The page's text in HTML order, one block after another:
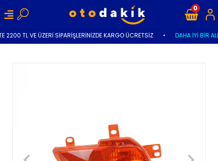
2200 TL VE ÜZERİ SİPARİŞLERİNİZDE KARGO ÜCRETSİZ DAHA İYİ BİR
0